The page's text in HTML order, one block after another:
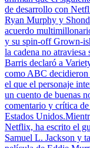
de desarrollo con
Ryan Murphy y
acuerdo
y su spin-off Grown-
la cadena no
Barris declaró a
como ABC decidieron
el que el personaje
un cuento de buenas
comentario y crítica
Estados
Netflix, ha escrito el
Samuel L. Jackson y